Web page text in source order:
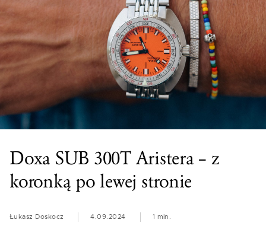
Doxa SUB 300T Aristera – z
koronką po lewej stronie
Łukasz Doskocz 4.09.2024 1 min.